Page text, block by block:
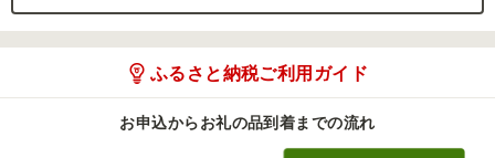
ふるさと納税ご利用ガイド
お申込からお礼の品到着までの流れ